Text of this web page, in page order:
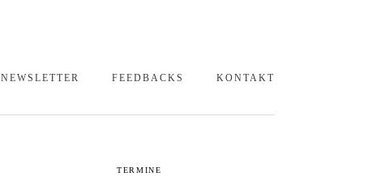
NEWSLETTER FEEDBACKS KONTAKT
SEITENSPALTETERMINE